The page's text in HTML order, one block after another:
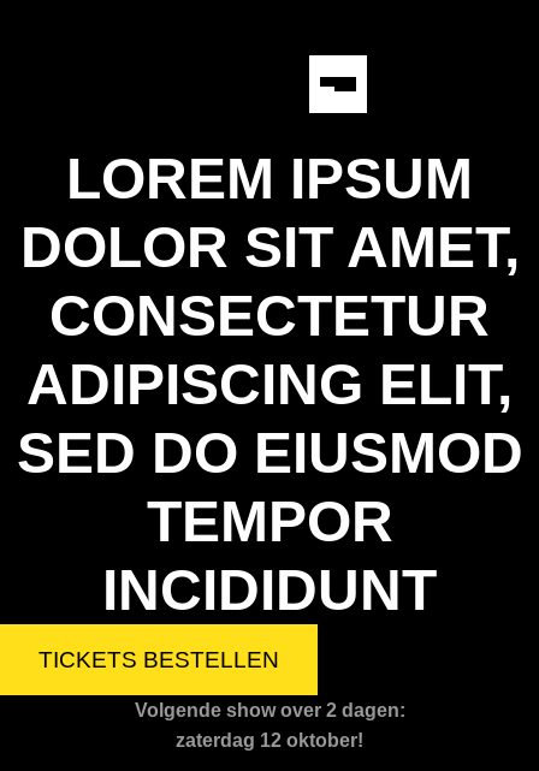
LOREM IPSUM
DOLOR SIT AMET,
CONSECTETUR
ADIPISCING ELIT,
SED DO EIUSMOD
TEMPOR
INCIDIDUNT
TICKETS BESTELLEN
Volgende show over 2 dagen:
zaterdag 12 oktober!